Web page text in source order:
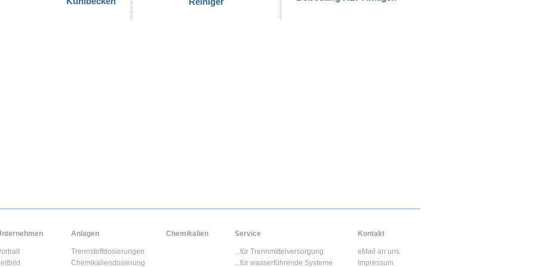
Anlagen Chemikalien Service Kontakt
Trennstoffdosierungen ...für Trennmittelversorgung
eMail an uns
Chemikaliendosierung ...für wasserführende Systeme Impressum